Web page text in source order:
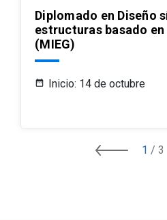
Diplomado en Diseño
estructuras basado
(MIEG)
Inicio: 14 de octubre
1 / 3